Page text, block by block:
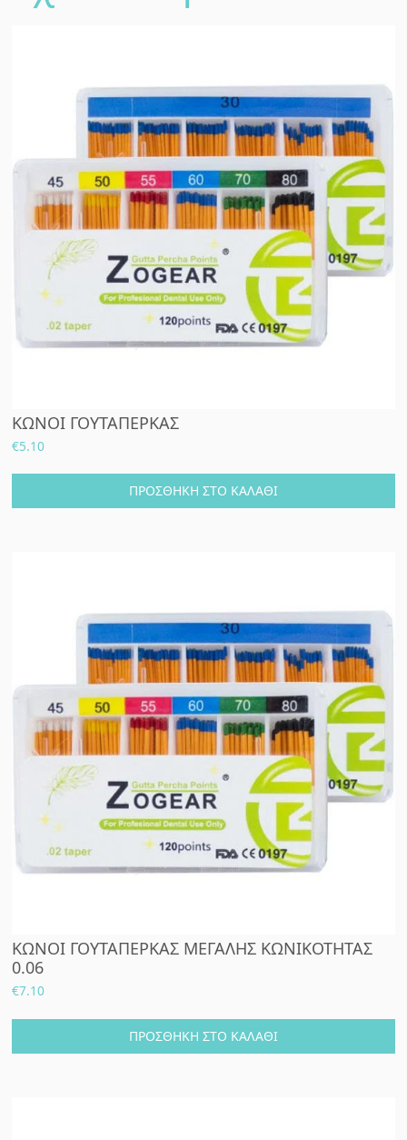
ΚΩΝΟΙ ΓΟΥΤΑΠΕΡΚΑΣ
€5.10
ΠΡΟΣΘΉΚΗ ΣΤΟ ΚΑΛΆΘΙ
ΚΩΝΟΙ ΓΟΥΤΑΠΕΡΚΑΣ ΜΕΓΑΛΗΣ ΚΩΝΙΚΟΤΗΤΑΣ
0.06
€7.10
ΠΡΟΣΘΉΚΗ ΣΤΟ ΚΑΛΆΘΙ